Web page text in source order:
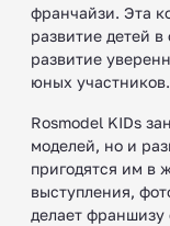
франчайзи. Эта
развитие детей
развитие
юных участников.
Rosmodel KIDs
моделей, но и
пригодятся им в
выступления,
делает франшизу